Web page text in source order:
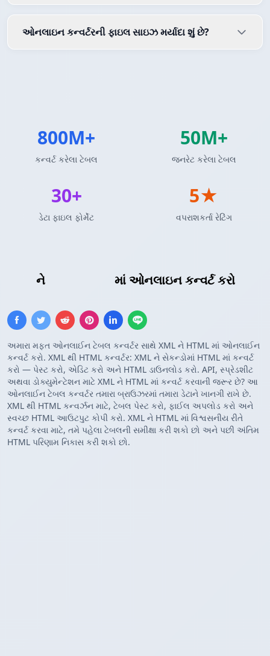
ને માં ઓનલાઇન કન્વર્ટ કરો
અમારા મફત ઓનલાઈન ટેબલ કન્વર્ટર સાથે XML ને HTML માં ઓનલાઈન
કન્વર્ટ કરો. XML થી HTML કન્વર્ટર: XML ને સેકન્ડોમાં HTML માં કન્વર્ટ
કરો — પેસ્ટ કરો, એડિટ કરો અને HTML ડાઉનલોડ કરો. API, સ્પ્રેડશીટ
અથવા ડોક્યુમેન્ટેશન માટે XML ને HTML માં કન્વર્ટ કરવાની જરૂર છે? આ
ઓનલાઈન ટેબલ કન્વર્ટર તમારા બ્રાઉઝરમાં તમારા ડેટાને ખાનગી રાખે છે.
XML થી HTML કન્વર્ઝન માટે, ટેબલ પેસ્ટ કરો, ફાઈલ અપલોડ કરો અને
સ્વચ્છ HTML આઉટપુટ કોપી કરો. XML ને HTML માં વિશ્વસનીય રીતે
કન્વર્ટ કરવા માટે, તમે પહેલા ટેબલની સમીક્ષા કરી શકો છો અને પછી અંતિમ
HTML પરિણામ નિકાસ કરી શકો છો.
ઓનલાઇન કન્વર્ટરની ફાઇલ સાઇઝ મર્યાદા શું છે?
800M+
કન્વર્ટ કરેલા ટેબલ
50M+
જનરેટ કરેલા ટેબલ
30+
ડેટા ફાઇલ ફોર્મેટ
5★
વપરાશકર્તા રેટિંગ